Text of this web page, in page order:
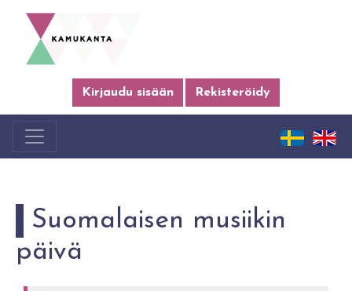
Kirjaudu sisään Rekisteröidy
Suomalaisen musiikin
päivä